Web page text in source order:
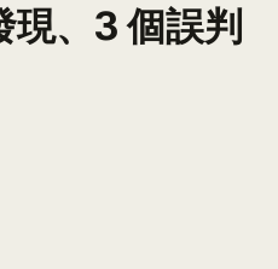
現、3 個誤判